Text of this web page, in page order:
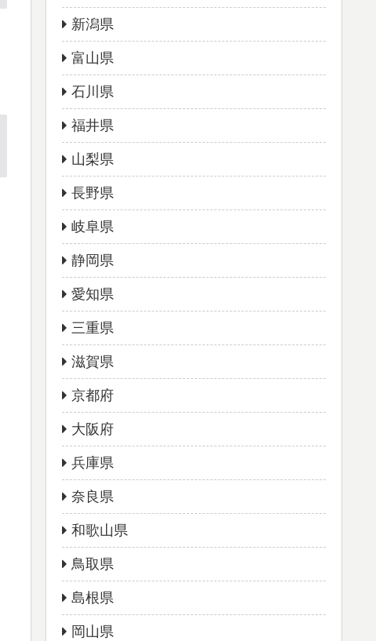
新潟県
富山県
石川県
福井県
山梨県
長野県
岐阜県
静岡県
愛知県
三重県
滋賀県
京都府
大阪府
兵庫県
奈良県
和歌山県
鳥取県
島根県
岡山県